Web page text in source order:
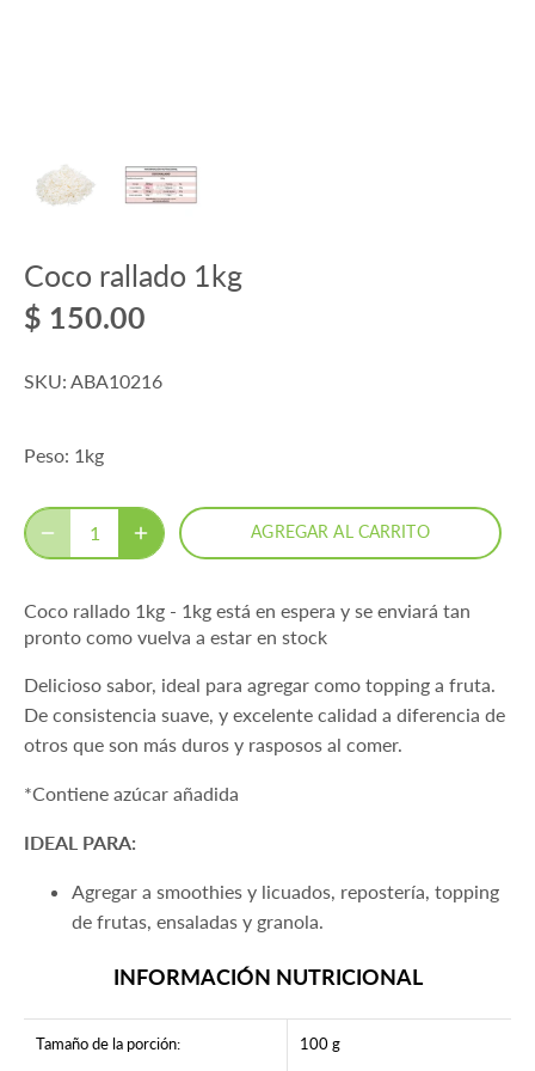
Coco rallado 1kg
$ 150.00
SKU: ABA10216
Peso: 1kg
AGREGAR AL CARRITO
Coco rallado 1kg - 1kg está en espera y se enviará tan
pronto como vuelva a estar en stock
Delicioso sabor, ideal para agregar como topping a fruta.
De consistencia suave, y excelente calidad a diferencia de
otros que son más duros y rasposos al comer.
*Contiene azúcar añadida
IDEAL PARA:
Agregar a smoothies y licuados, repostería, topping
de frutas, ensaladas y granola.
INFORMACIÓN NUTRICIONAL
Tamaño de la porción: 100 g